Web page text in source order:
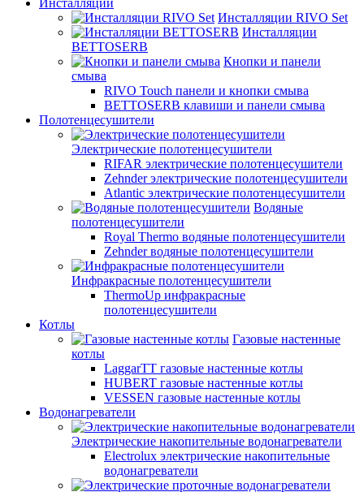
Инсталляции
Инсталляции RIVO Set
Инсталляции
BETTOSERB
Кнопки и панели
смыва
RIVO Touch панели и кнопки смыва
BETTOSERB клавиши и панели смыва
Полотенцесушители
Электрические полотенцесушители
RIFAR электрические полотенцесушители
Zehnder электрические полотенцесушители
Atlantic электрические полотенцесушители
Водяные
полотенцесушители
Royal Thermo водяные полотенцесушители
Zehnder водяные полотенцесушители
Инфракрасные полотенцесушители
ThermoUp инфракрасные
полотенцесушители
Котлы
Газовые настенные
котлы
LaggarTT газовые настенные котлы
HUBERT газовые настенные котлы
VESSEN газовые настенные котлы
Водонагреватели
Электрические накопительные водонагреватели
Electrolux электрические накопительные
водонагреватели